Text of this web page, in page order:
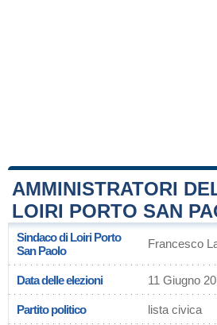
AMMINISTRATORI
LOIRI PORTO SAN
Sindaco di Loiri Porto
San Paolo
Francesco
Data delle elezioni 11 Giugno
Partito politico lista civica